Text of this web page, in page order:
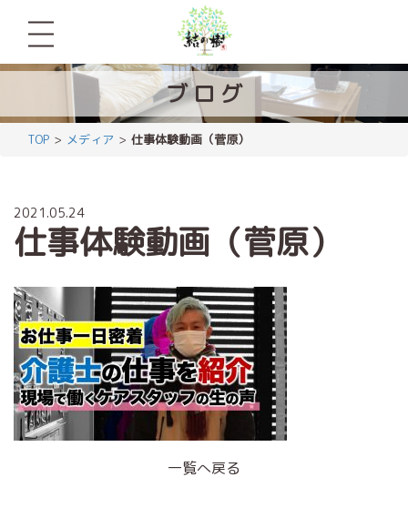
ブロ グ
TOP メディア 仕事体験動画（菅原）
2021.05.24
仕事体験動画（菅原）
一覧へ戻る